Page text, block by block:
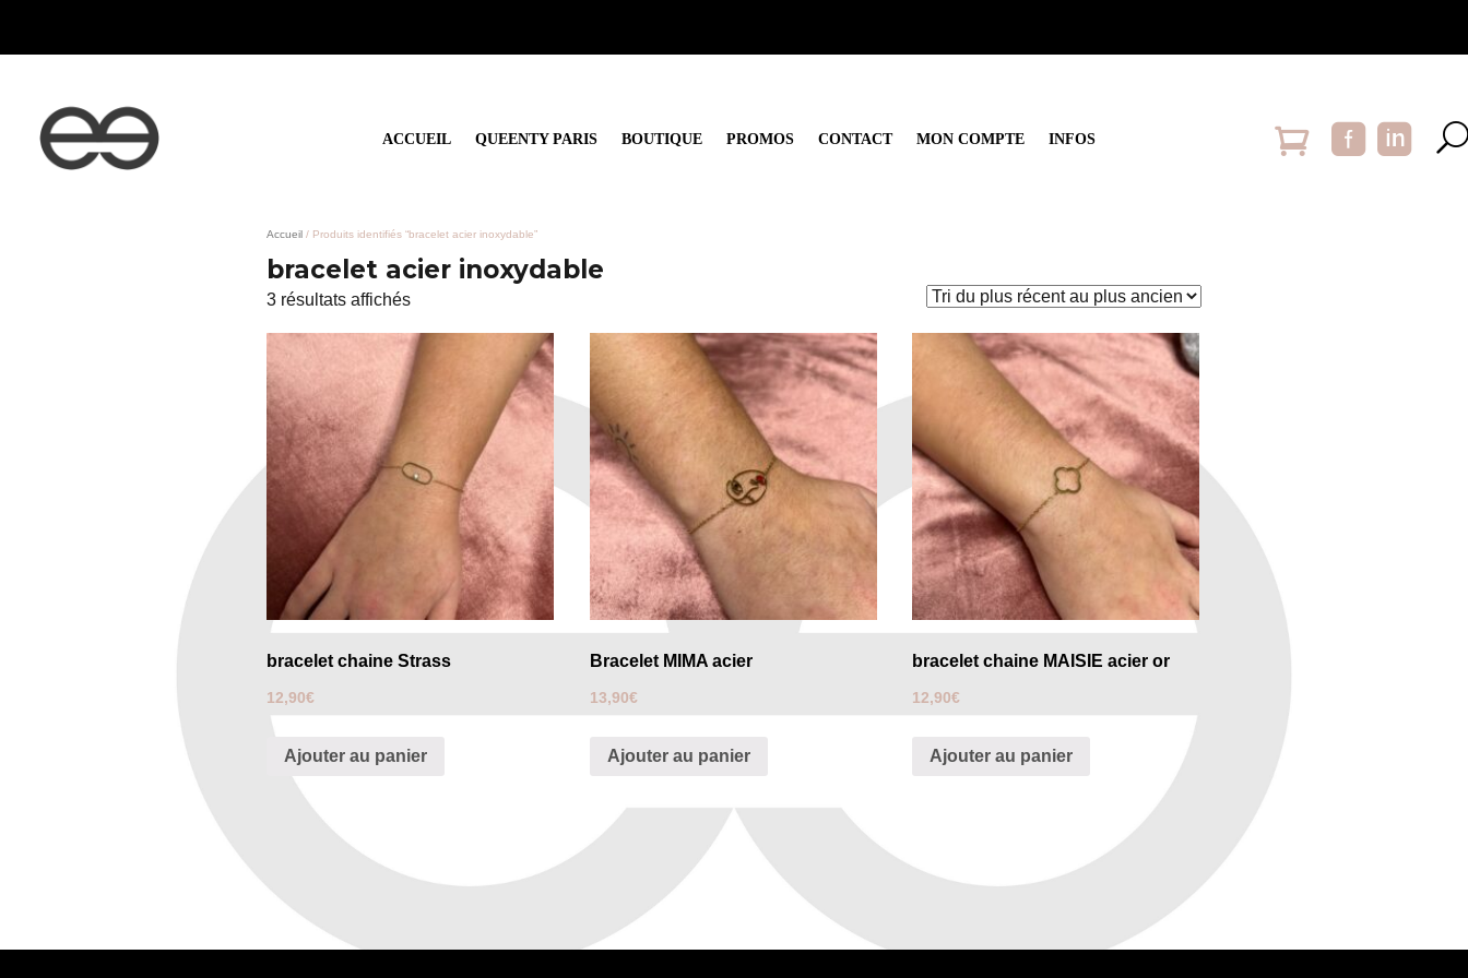
ACCUEIL QUEENTY PARIS BOUTIQUE PROMOS CONTACT MON COMPTE INFOS
Accueil / Produits identifiés “bracelet acier inoxydable”
bracelet acier inoxydable
3 résultats affichés
bracelet chaine Strass
12,90€
Ajouter au panier
Bracelet MIMA acier
13,90€
Ajouter au panier
bracelet chaine MAISIE acier or
12,90€
Ajouter au panier